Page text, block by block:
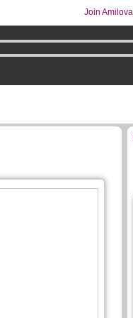
Join Amilova